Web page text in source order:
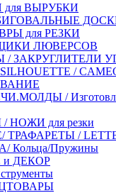
ВЫРУБКИ
для РЕЗКИ
ЛЮВЕРСОВ
/ ЗАКРУГЛИТЕЛИ
/
/
для резки
/
Кольца/Пружины
ДЕКОР